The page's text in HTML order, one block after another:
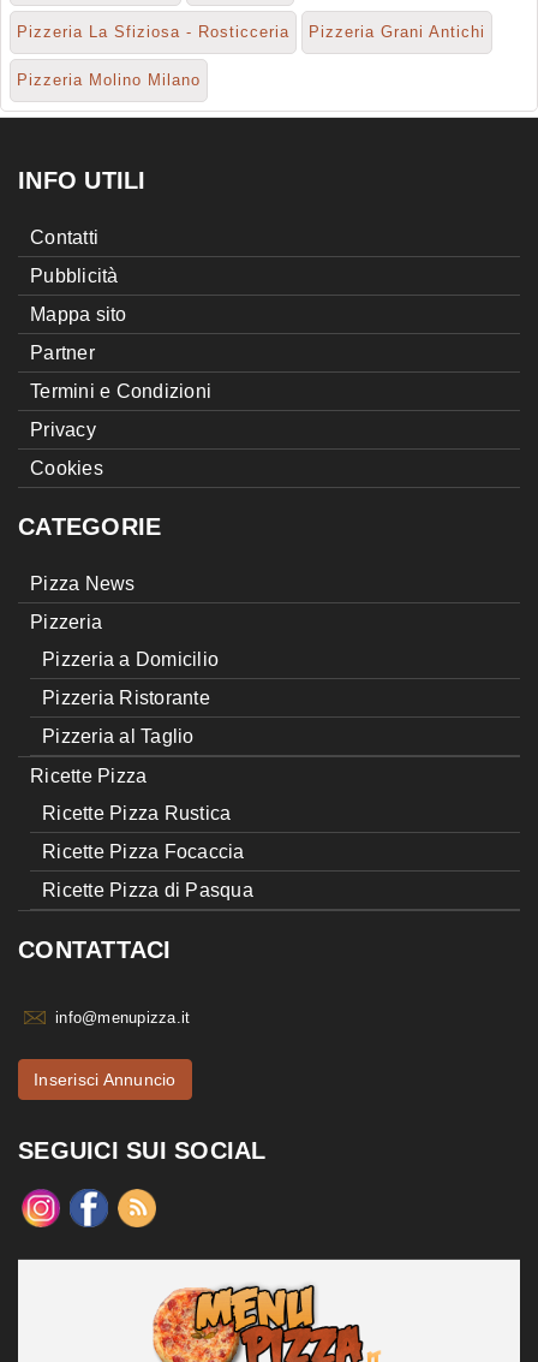
Pizzeria La Sfiziosa - Rosticceria Pizzeria Grani Antichi
Pizzeria Molino Milano
INFO UTILI
Contatti
Pubblicità
Mappa sito
Partner
Termini e Condizioni
Privacy
Cookies
CATEGORIE
Pizza News
Pizzeria
Pizzeria a Domicilio
Pizzeria Ristorante
Pizzeria al Taglio
Ricette Pizza
Ricette Pizza Rustica
Ricette Pizza Focaccia
Ricette Pizza di Pasqua
CONTATTACI
info@menupizza.it
Inserisci Annuncio
SEGUICI SUI SOCIAL